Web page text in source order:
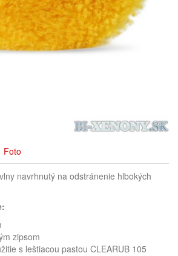
Foto
navrhnutý na odstránenie hlbokých
zipsom
s leštiacou pastou CLEARUB 105